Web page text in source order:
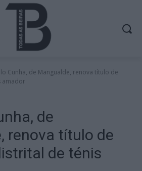
Cunha, de Mangualde, renova título de
amador
de
renova título de
de ténis